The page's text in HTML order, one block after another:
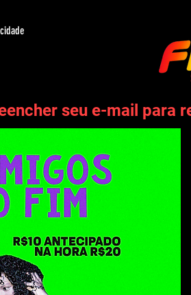
seu e-mail para